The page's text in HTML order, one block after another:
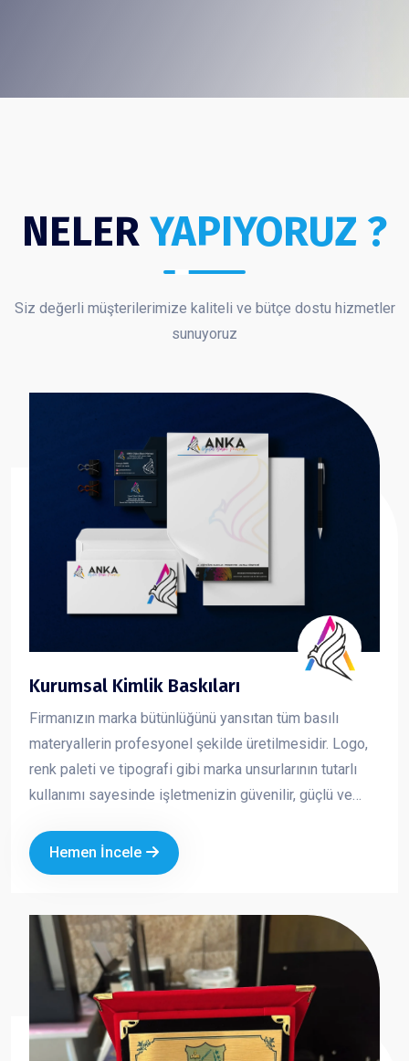
NELER YAPIYORUZ ?
Siz değerli müşterilerimize kaliteli ve bütçe dostu hizmetler
sunuyoruz
Kurumsal Kimlik Baskıları
Firmanızın marka bütünlüğünü yansıtan tüm basılı
materyallerin profesyonel şekilde üretilmesidir. Logo,
renk paleti ve tipografi gibi marka unsurlarının tutarlı
kullanımı sayesinde işletmenizin güvenilir, güçlü ve
kimlik çalışmaları, markanızın her temas noktasında
aynı kalite ve ciddiyeti göstermesine yardımcı olur.
Hemen İncele